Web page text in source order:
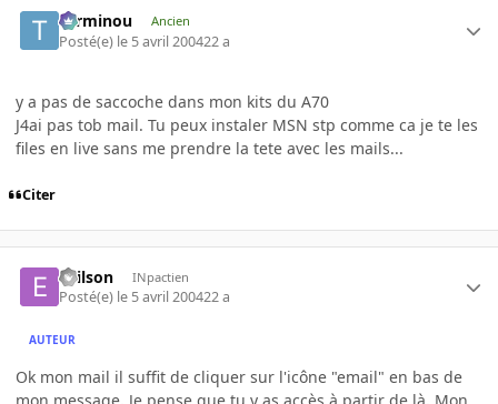
Terminou Ancien
Posté(e) le 5 avril 200422 a
y a pas de saccoche dans mon kits du A70
J4ai pas tob mail. Tu peux instaler MSN stp comme ca je te les
files en live sans me prendre la tete avec les mails...
Citer
evilson INpactien
Posté(e) le 5 avril 200422 a
AUTEUR
Ok mon mail il suffit de cliquer sur l'icône "email" en bas de